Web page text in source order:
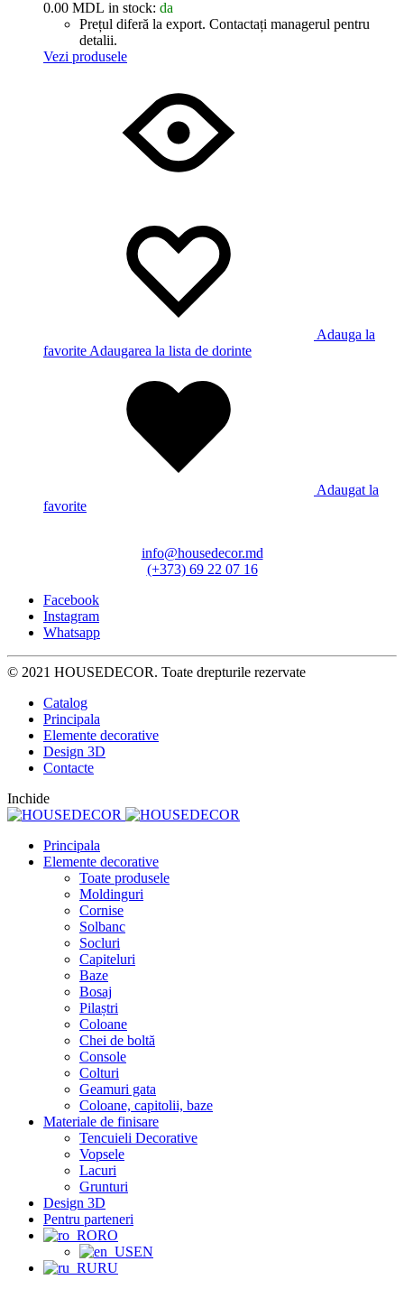
0.00 MDL in stock: da
Prețul diferă la export. Contactați managerul pentru
detalii.
Vezi produsele
Adauga la
favorite Adaugarea la lista de dorinte
Adaugat la
favorite
info@housedecor.md
(+373) 69 22 07 16
Facebook
Instagram
Whatsapp
© 2021 HOUSEDECOR. Toate drepturile rezervate
Catalog
Principala
Elemente decorative
Design 3D
Contacte
Inchide
Principala
Elemente decorative
Toate produsele
Moldinguri
Cornise
Solbanc
Socluri
Capiteluri
Baze
Bosaj
Pilaștri
Coloane
Chei de boltă
Console
Colturi
Geamuri gata
Coloane, capitolii, baze
Materiale de finisare
Tencuieli Decorative
Vopsele
Lacuri
Grunturi
Design 3D
Pentru parteneri
RO
EN
RU